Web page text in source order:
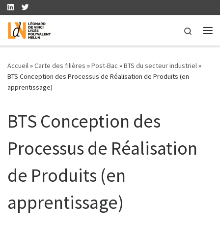
Skip to content
Search
Accueil»Carte des filières »Post-Bac »BTS du secteur industriel»
BTS Conception des Processus de Réalisation de Produits (en
apprentissage)
BTS Conception des
Processus de Réalisation
de Produits (en
apprentissage)